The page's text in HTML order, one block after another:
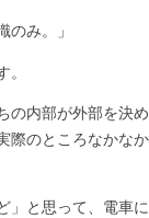
のみ。」
。
の内部が外部を決
際のところなかな
」と思って、電車に